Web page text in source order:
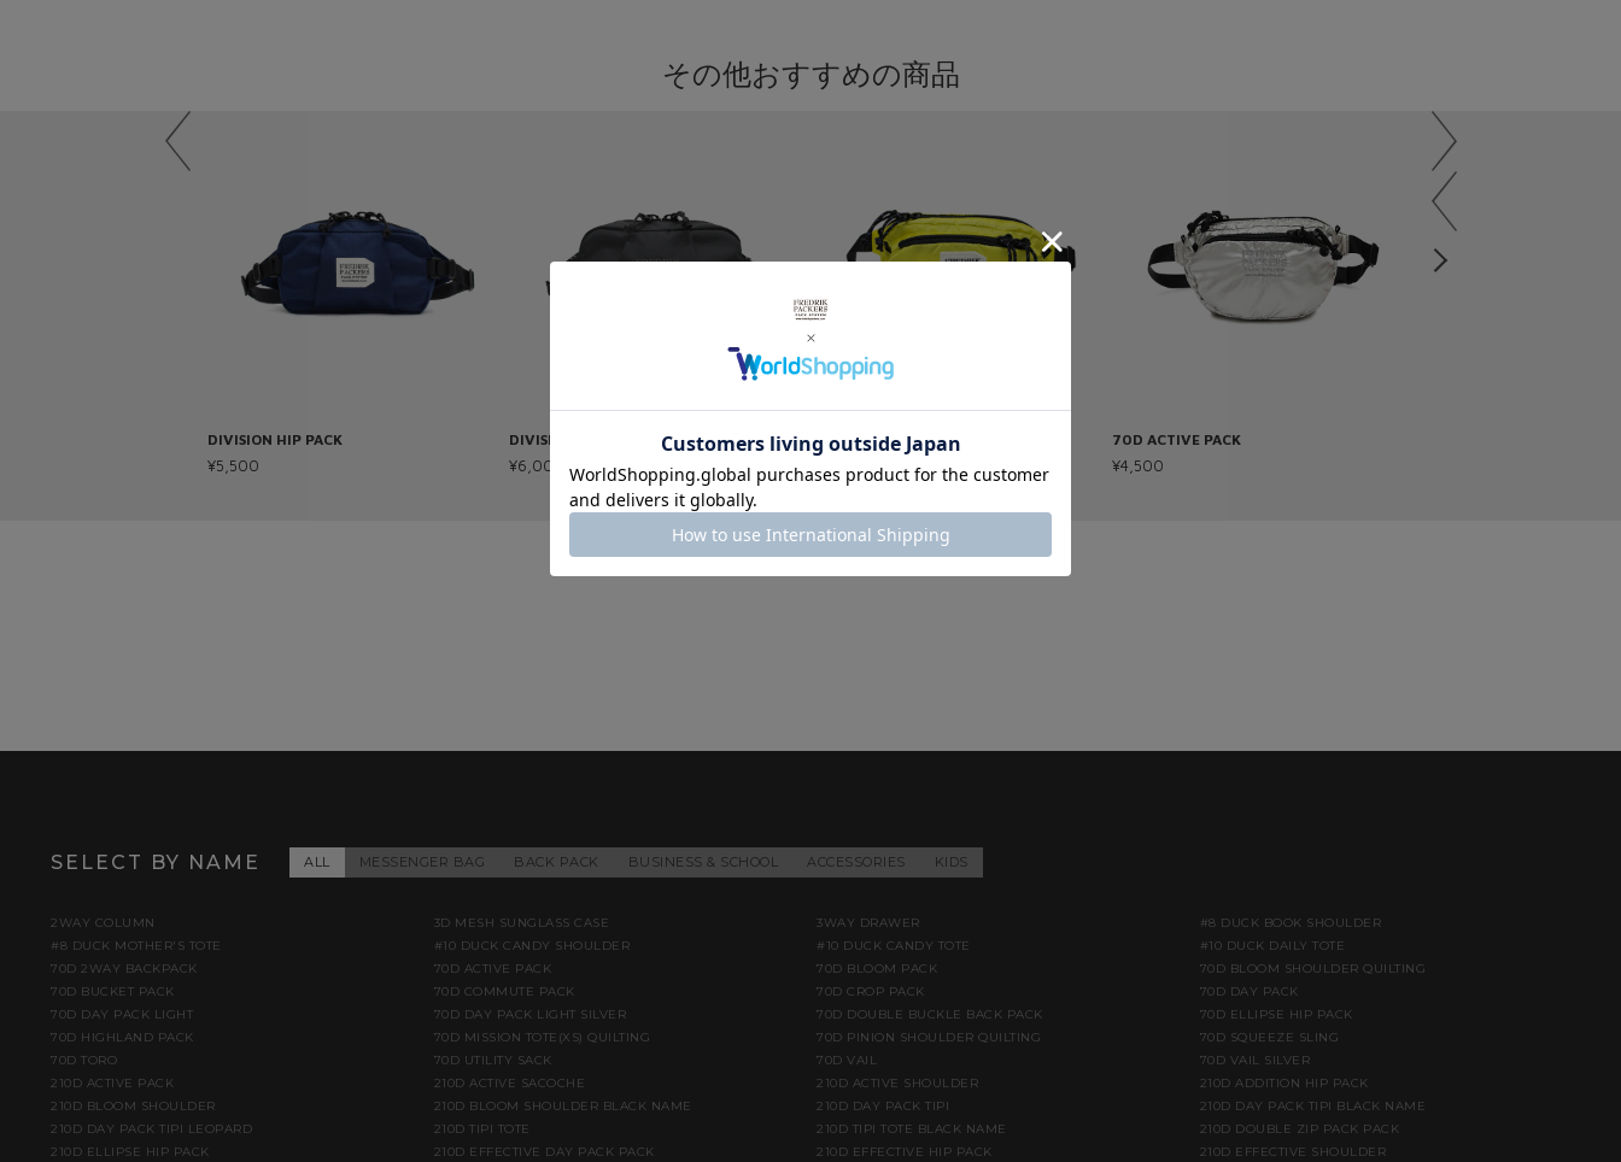
その他おすすめの商品
DIVISION HIP PACK
¥5,500
DIVISION HIP PACK Jr.BALLISTIC
¥6,000
210D ACTIVE PACK
70D ACTIVE PACK
¥4,500
SELECT BY NAME ALL MESSENGER BAG BACK PACK BUSINESS & SCHOOL ACCESSORIES KIDS
2WAY COLUMN 3D MESH SUNGLASS CASE 3WAY DRAWER
#8 DUCK BOOK SHOULDER
#8 DUCK MOTHER'S TOTE
#10 DUCK CANDY SHOULDER #10 DUCK CANDY TOTE
#10 DUCK DAILY TOTE
70D 2WAY BACKPACK
70D ACTIVE PACK 70D BLOOM PACK
70D BLOOM SHOULDER QUILTING
70D BUCKET PACK
70D COMMUTE PACK 70D CROP PACK
70D DAY PACK
70D DAY PACK LIGHT
70D DAY PACK LIGHT SILVER 70D DOUBLE BUCKLE BACK PACK
70D ELLIPSE HIP PACK
70D HIGHLAND PACK
70D MISSION TOTE(XS) QUILTING 70D PINION SHOULDER QUILTING
70D SQUEEZE SLING
70D TORO
70D UTILITY SACK 70D VAIL
70D VAIL SILVER
210D ACTIVE PACK
210D ACTIVE SACOCHE 210D ACTIVE SHOULDER
210D ADDITION HIP PACK
210D BLOOM SHOULDER
210D BLOOM SHOULDER BLACK NAME 210D DAY PACK TIPI
210D DAY PACK TIPI BLACK NAME
210D DAY PACK TIPI LEOPARD
210D TIPI TOTE 210D TIPI TOTE BLACK NAME
210D DOUBLE ZIP PACK PACK
210D ELLIPSE HIP PACK
210D EFFECTIVE DAY PACK PACK 210D EFFECTIVE HIP PACK
210D EFFECTIVE SHOULDER